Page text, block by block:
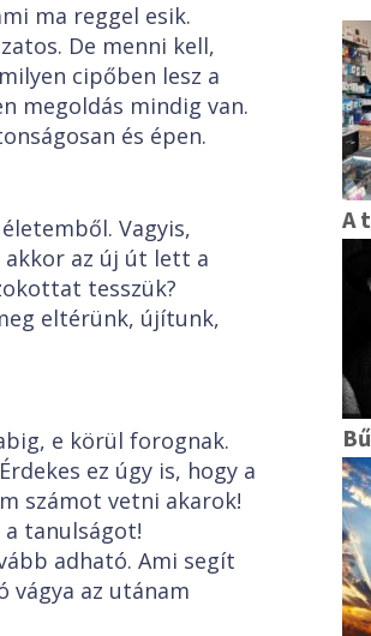
ma reggel esik.
De menni kell,
cipőben lesz a
megoldás mindig van.
és épen.
Vagyis,
az új út lett a
tesszük?
eltérünk, újítunk,
e körül forognak.
ez úgy is, hogy a
számot vetni akarok!
a tanulságot!
adható. Ami segít
vágya az utánam
A